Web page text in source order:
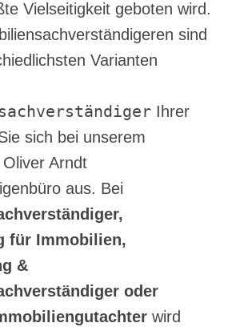
Vielseitigkeit geboten wird.
sind
Varianten
Ihrer
sich bei unserem
Arndt
aus. Bei
für Immobilien,
&
oder
wird